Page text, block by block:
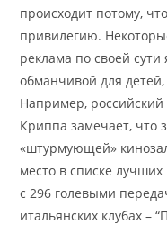
происходит потому,
привилегию.
реклама по своей сути
обманчивой для
Например,
Криппа замечает, что
«штурмующей»
место в списке
с 296 голевыми
итальянских клубах –